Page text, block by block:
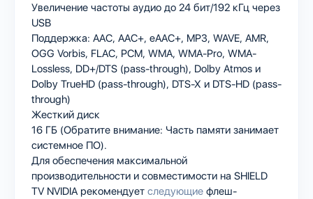
Увеличение частоты аудио до 24 бит/192 кГц через
USB
Поддержка: AAC, AAC+, eAAC+, MP3, WAVE, AMR,
OGG Vorbis, FLAC, PCM, WMA, WMA-Pro, WMA-
Lossless, DD+/DTS (pass-through), Dolby Atmos и
Dolby TrueHD (pass-through), DTS-X и DTS-HD (pass-
through)
Жесткий диск
16 ГБ (Обратите внимание: Часть памяти занимает
системное ПО).
Для обеспечения максимальной
производительности и совместимости на SHIELD
TV NVIDIA рекомендует следующие флеш-